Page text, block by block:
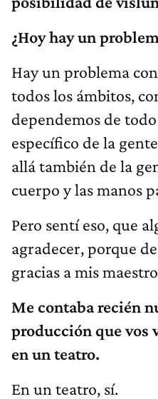
¿Hoy hay un
Hay un problema
todos los ámbitos,
dependemos de
específico de la
allá también de la
cuerpo y las manos
Pero sentí eso, que
agradecer, porque
gracias a mis
Me contaba recién
producción que
en un teatro.
En un teatro, sí.